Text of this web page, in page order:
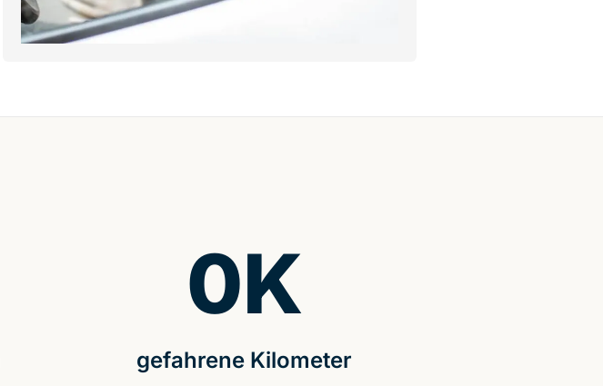
gefahrene Kilometer
0K